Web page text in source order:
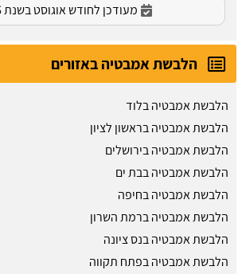
מעודכן לחודש אוגוסט בשנת 2026
הלבשת אמבטיה באזורים
הלבשת אמבטיה בלוד
הלבשת אמבטיה בראשון לציון
הלבשת אמבטיה בירושלים
הלבשת אמבטיה בבת ים
הלבשת אמבטיה בחיפה
הלבשת אמבטיה ברמת השרון
הלבשת אמבטיה בנס ציונה
הלבשת אמבטיה בפתח תקווה